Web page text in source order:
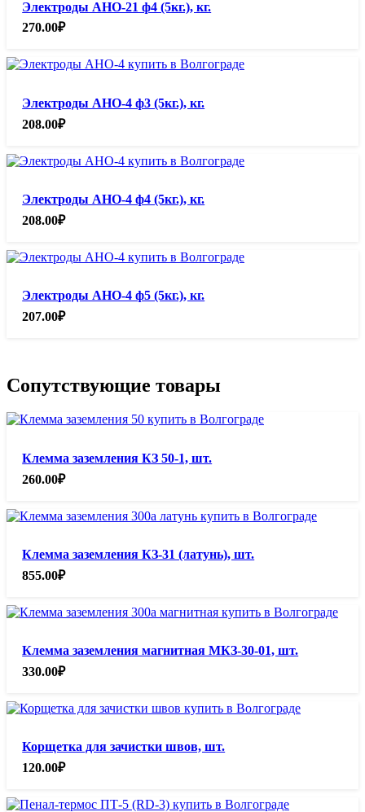
Электроды АНО-21 ф4 (5кг.), кг.
270.00₽
Электроды АНО-4 ф3 (5кг.), кг.
208.00₽
Электроды АНО-4 ф4 (5кг.), кг.
208.00₽
Электроды АНО-4 ф5 (5кг.), кг.
207.00₽
Сопутствующие товары
Клемма заземления КЗ 50-1, шт.
260.00₽
Клемма заземления КЗ-31 (латунь), шт.
855.00₽
Клемма заземления магнитная МКЗ-30-01, шт.
330.00₽
Корщетка для зачистки швов, шт.
120.00₽